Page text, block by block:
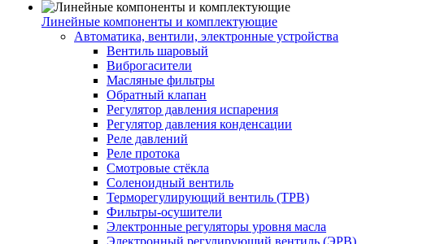
Линейные компоненты и комплектующие
Автоматика, вентили, электронные устройства
Вентиль шаровый
Виброгасители
Масляные фильтры
Обратный клапан
Регулятор давления испарения
Регулятор давления конденсации
Реле давлений
Реле протока
Смотровые стёкла
Соленоидный вентиль
Терморегулирующий вентиль (ТРВ)
Фильтры-осушители
Электронные регуляторы уровня масла
Электронный регулирующий вентиль (ЭРВ)